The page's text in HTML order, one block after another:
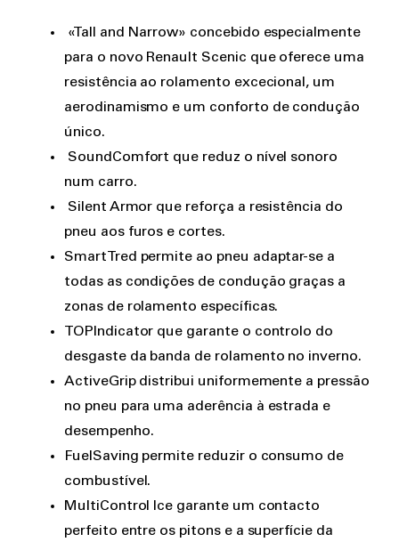
«Tall and Narrow» concebido especialmente
para o novo Renault Scenic que oferece uma
resistência ao rolamento excecional, um
aerodinamismo e um conforto de condução
único.
SoundComfort que reduz o nível sonoro
num carro.
Silent Armor que reforça a resistência do
pneu aos furos e cortes.
SmartTred permite ao pneu adaptar-se a
todas as condições de condução graças a
zonas de rolamento específicas.
TOPIndicator que garante o controlo do
desgaste da banda de rolamento no inverno.
ActiveGrip distribui uniformemente a pressão
no pneu para uma aderência à estrada e
desempenho.
FuelSaving permite reduzir o consumo de
combustível.
MultiControl Ice garante um contacto
perfeito entre os pitons e a superfície da